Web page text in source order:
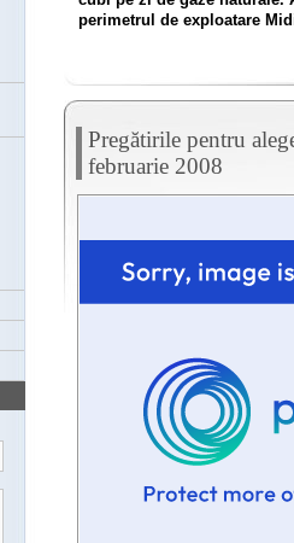
perimetrul de exploatare
Pregătirile pentru
februarie 2008